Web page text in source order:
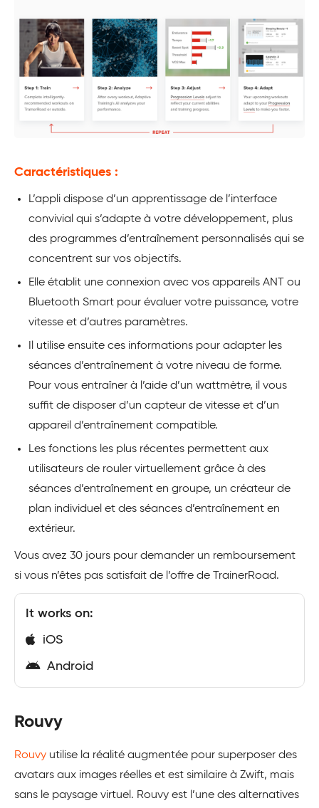
Caractéristiques :
L’appli dispose d’un apprentissage de l’interface
convivial qui s’adapte à votre développement, plus
des programmes d’entraînement personnalisés qui se
concentrent sur vos objectifs.
Elle établit une connexion avec vos appareils ANT ou
Bluetooth Smart pour évaluer votre puissance, votre
vitesse et d’autres paramètres.
Il utilise ensuite ces informations pour adapter les
séances d’entraînement à votre niveau de forme.
Pour vous entraîner à l’aide d’un wattmètre, il vous
suffit de disposer d’un capteur de vitesse et d’un
appareil d’entraînement compatible.
Les fonctions les plus récentes permettent aux
utilisateurs de rouler virtuellement grâce à des
séances d’entraînement en groupe, un créateur de
plan individuel et des séances d’entraînement en
extérieur.
Vous avez 30 jours pour demander un remboursement
si vous n’êtes pas satisfait de l’offre de TrainerRoad.
It works on:
iOS
Android
Rouvy
Rouvy utilise la réalité augmentée pour superposer des
avatars aux images réelles et est similaire à Zwift, mais
sans le paysage virtuel. Rouvy est l’une des alternatives